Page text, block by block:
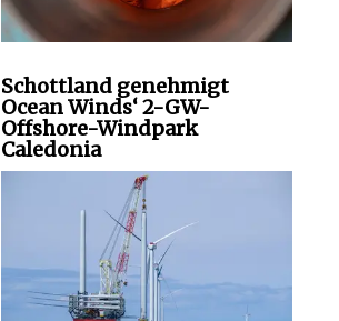
Schottland genehmigt
Ocean Winds‘ 2-GW-
Offshore-Windpark
Caledonia